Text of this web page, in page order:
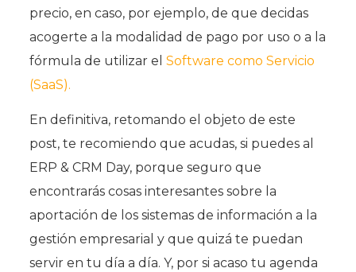
precio, en caso, por ejemplo, de que decidas
acogerte a la modalidad de pago por uso o a la
fórmula de utilizar el Software como Servicio
(SaaS).
En definitiva, retomando el objeto de este
post, te recomiendo que acudas, si puedes al
ERP & CRM Day, porque seguro que
encontrarás cosas interesantes sobre la
aportación de los sistemas de información a la
gestión empresarial y que quizá te puedan
servir en tu día a día. Y, por si acaso tu agenda